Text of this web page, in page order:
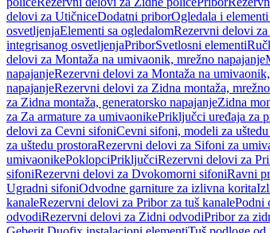
delovi za UtičniceDodatni priborOgledala i
osvetljenjaElementi sa ogledalomRezervni delovi
integrisanog osvetljenjaPriborSvetlosni elementi
delovi za Montaža na umivaonik, mrežno napajanje
napajanjeRezervni delovi za Montaža na
napajanjeRezervni delovi za Zidna montaža,
za Zidna montaža, generatorsko napajanjeZidna
za Za armature za umivaonikePriključci uređaja za
delovi za Cevni sifoniCevni sifoni, modeli za uštedu
za uštedu prostoraRezervni delovi za Sifoni za
umivaonikePoklopciPriključciRezervni delovi za
sifoniRezervni delovi za Dvokomorni sifoniRavni
Ugradni sifoniOdvodne garniture za izlivna korita
kanaleRezervni delovi za Pribor za tuš kanalePodni
odvodiRezervni delovi za Zidni odvodiPribor za